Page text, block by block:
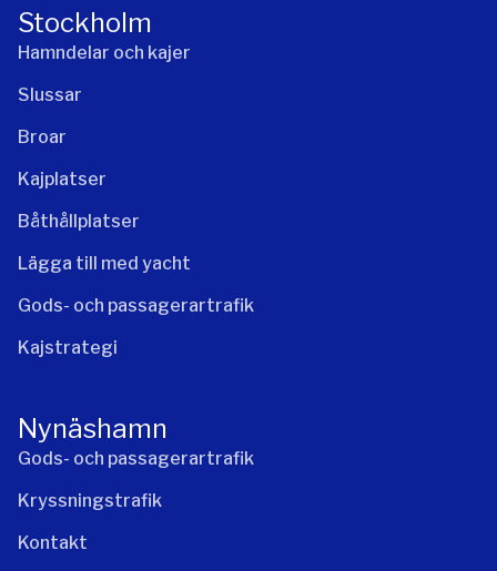
Stockholm
Hamndelar och kajer
Slussar
Broar
Kajplatser
Båthållplatser
Lägga till med yacht
Gods- och passagerartrafik
Kajstrategi
Nynäshamn
Gods- och passagerartrafik
Kryssningstrafik
Kontakt